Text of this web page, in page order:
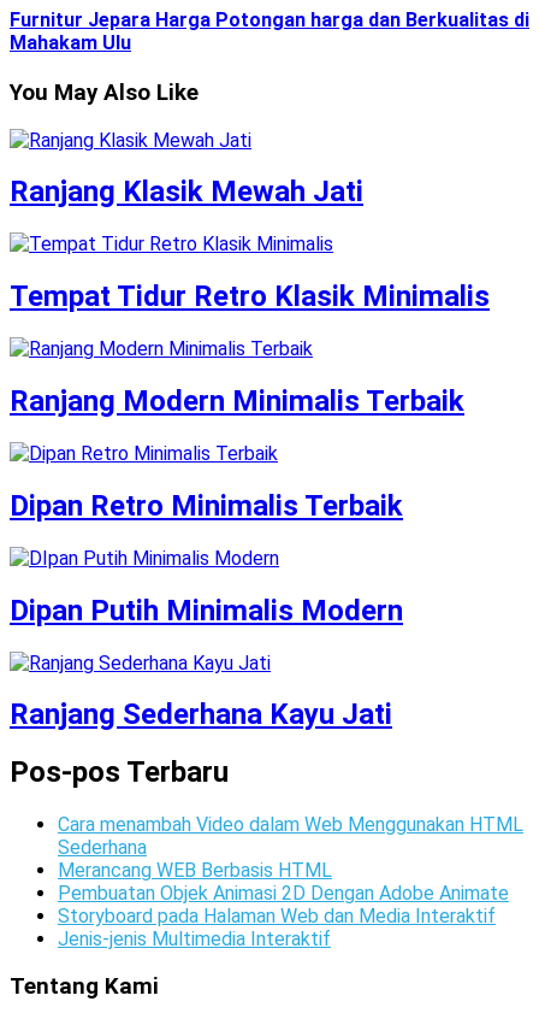
Furnitur Jepara Harga Potongan harga dan Berkualitas di
Mahakam Ulu
You May Also Like
Ranjang Klasik Mewah Jati
Tempat Tidur Retro Klasik Minimalis
Ranjang Modern Minimalis Terbaik
Dipan Retro Minimalis Terbaik
Dipan Putih Minimalis Modern
Ranjang Sederhana Kayu Jati
Pos-pos Terbaru
Cara menambah Video dalam Web Menggunakan HTML
Sederhana
Merancang WEB Berbasis HTML
Pembuatan Objek Animasi 2D Dengan Adobe Animate
Storyboard pada Halaman Web dan Media Interaktif
Jenis-jenis Multimedia Interaktif
Tentang Kami